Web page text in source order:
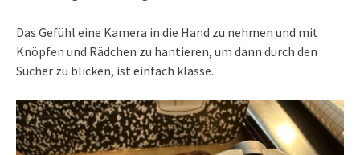
Das Gefühl eine Kamera in die Hand zu nehmen und mit
Knöpfen und Rädchen zu hantieren, um dann durch den
Sucher zu blicken, ist einfach klasse.